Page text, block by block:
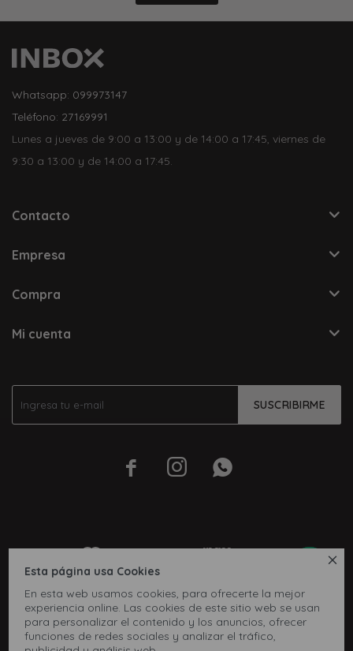

Esta página usa Cookies
En esta web usamos cookies, para ofrecerte la mejor
experiencia online. Las cookies de este sitio web se usan
para personalizar el contenido y los anuncios, ofrecer
funciones de redes sociales y analizar el tráfico,
SUSCRIBIRME
  
Whatsapp: 099973147
Teléfono: 27169991
Lunes a jueves de 9:00 a 13:00 y de 14:00 a 17:45, viernes de
9:30 a 13:00 y de 14:00 a 17:45.
Contacto
Empresa
Compra
Mi cuenta